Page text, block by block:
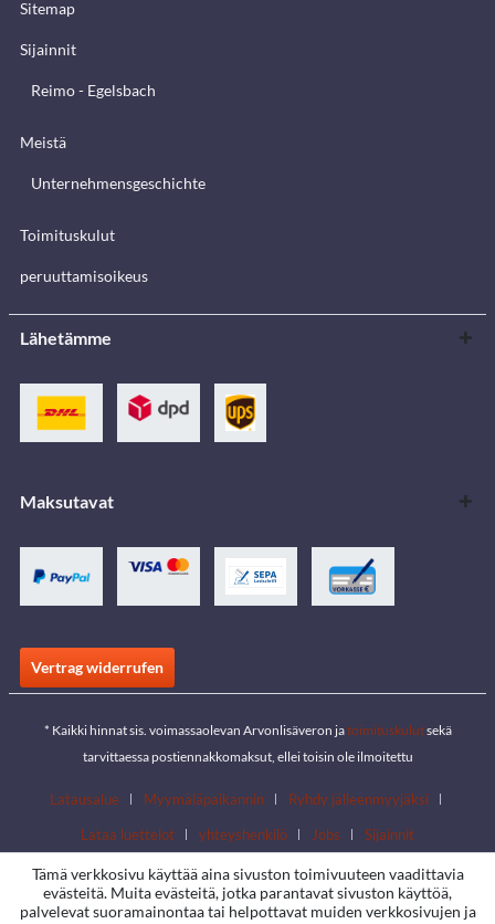
Sitemap
Sijainnit
Reimo - Egelsbach
Meistä
Unternehmensgeschichte
Toimituskulut
peruuttamisoikeus
Lähetämme
Maksutavat
Vertrag widerrufen
* Kaikki hinnat sis. voimassaolevan Arvonlisäveron jatoimituskulutsekä
tarvittaessa postiennakkomaksut, ellei toisin ole ilmoitettu
Latausalue Myymäläpaikannin
Ryhdy jälleenmyyjäksi
Lataa luettelot
yhteyshenkilö Jobs Sijainnit
Tämä verkkosivu käyttää aina sivuston toimivuuteen vaadittavia
evästeitä. Muita evästeitä, jotka parantavat sivuston käyttöä,
palvelevat suoramainontaa tai helpottavat muiden verkkosivujen ja